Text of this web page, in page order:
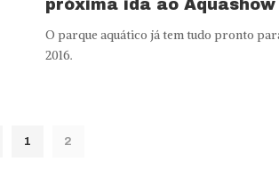
próxima ida ao Aquashow
O parque aquático já tem tudo pronto
2016.
1 2